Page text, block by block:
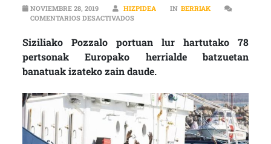
NOVIEMBRE 28, 2019 HIZPIDEA IN BERRIAK
COMENTARIOS DESACTIVADOSEN IZASKUN ARRIARAN (AITA MARI):
Siziliako Pozzalo portuan lur hartutako 78
pertsonak Europako herrialde batzuetan
banatuak izateko zain daude.